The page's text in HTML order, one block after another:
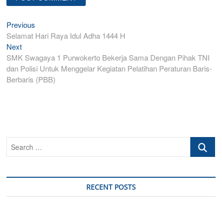
Post
navigation
Previous
post:
Selamat Hari Raya Idul Adha 1444 H
NextNext
post:
SMK Swagaya 1 Purwokerto Bekerja Sama Dengan Pihak TNI
dan Polisi Untuk Menggelar Kegiatan Pelatihan Peraturan Baris-
Berbaris (PBB)
Search
RECENT POSTS